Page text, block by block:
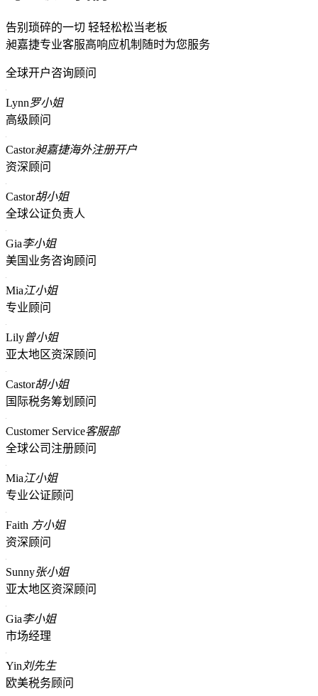
告别琐碎的一切 轻轻松松当老板
昶嘉捷专业客服高响应机制随时为您服务
全球开户咨询顾问
Lynn罗小姐
高级顾问
Castor昶嘉捷海外注册开户
资深顾问
Castor胡小姐
全球公证负责人
Gia李小姐
美国业务咨询顾问
Mia江小姐
专业顾问
Lily曾小姐
亚太地区资深顾问
Castor胡小姐
国际税务筹划顾问
Customer Service客服部
全球公司注册顾问
Mia江小姐
专业公证顾问
Faith 方小姐
资深顾问
Sunny张小姐
亚太地区资深顾问
Gia李小姐
市场经理
Yin 刘先生
欧美税务顾问